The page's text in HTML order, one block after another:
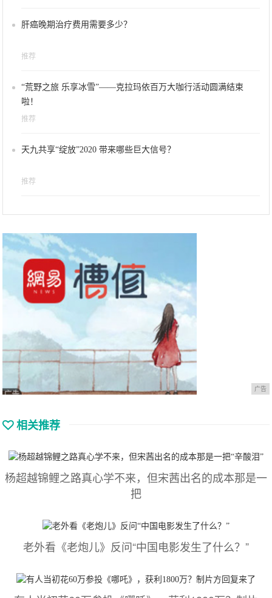
肝癌晚期治疗费用需要多少？
推荐
“荒野之旅 乐享冰雪”——克拉玛依百万大咖行活动圆满结束
啦！
推荐
天九共享“绽放”2020 带来哪些巨大信号？
推荐
广告
相关推荐
杨超越锦鲤之路真心学不来，但宋茜出名的成本那是一
把
老外看《老炮儿》反问“中国电影发生了什么？”